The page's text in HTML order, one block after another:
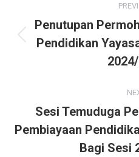
navigation
Penutupan
Pendidikan
Sesi Temuduga
Pembiayaan
Bagi Sesi